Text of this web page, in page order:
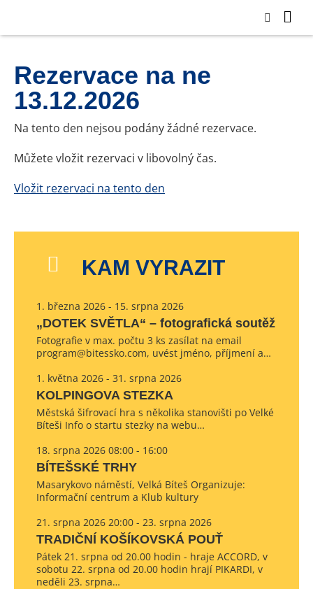
Rezervace na ne
13.12.2026
Na tento den nejsou podány žádné rezervace.
Můžete vložit rezervaci v libovolný čas.
Vložit rezervaci na tento den
KAM VYRAZIT
1. března 2026 - 15. srpna 2026
„DOTEK SVĚTLA“ – fotografická soutěž
Fotografie v max. počtu 3 ks zasílat na email
program@bitessko.com, uvést jméno, příjmení a…
1. května 2026 - 31. srpna 2026
KOLPINGOVA STEZKA
Městská šifrovací hra s několika stanovišti po Velké
Bíteši Info o startu stezky na webu…
18. srpna 2026 08:00 - 16:00
BÍTEŠSKÉ TRHY
Masarykovo náměstí, Velká Bíteš Organizuje:
Informační centrum a Klub kultury
21. srpna 2026 20:00 - 23. srpna 2026
TRADIČNÍ KOŠÍKOVSKÁ POUŤ
Pátek 21. srpna od 20.00 hodin - hraje ACCORD, v
sobotu 22. srpna od 20.00 hodin hrají PIKARDI, v
neděli 23. srpna…